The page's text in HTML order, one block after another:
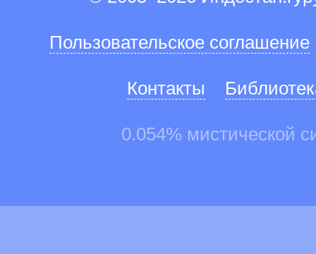
Пользовательское соглашение
Контакты
0.054% мистической